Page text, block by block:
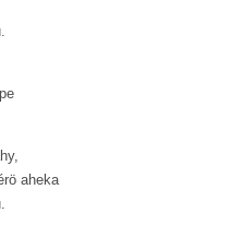
aheka